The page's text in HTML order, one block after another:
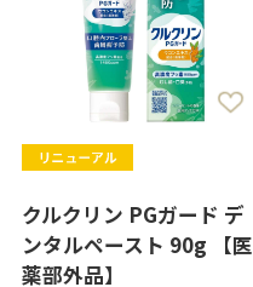
クルクリン PGガード デ
ンタルペースト 90g 【医
薬部外品】